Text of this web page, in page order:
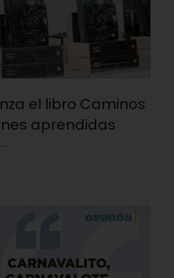
el libro Caminos
aprendidas